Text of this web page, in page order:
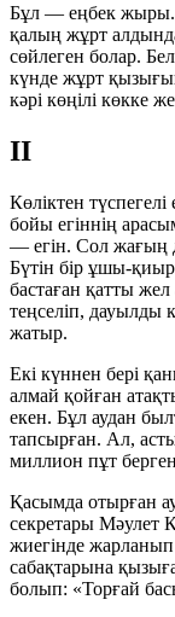
Бұл — еңбек жыры.
қалың жұрт
сөйлеген болар.
күнде жұрт
кәрі көңілі көкке
II
Көліктен түспегелі
бойы егіннің
— егін. Сол жағың
Бүтін бір ұшы-
бастаған қатты жел
теңселіп, дауылды
жатыр.
Екі күннен бері
алмай қойған
екен. Бұл аудан
тапсырған. Ал,
миллион пұт берген
Қасымда отырған
секретары Мәулет
жиегінде
сабақтарына
болып: «Торғай